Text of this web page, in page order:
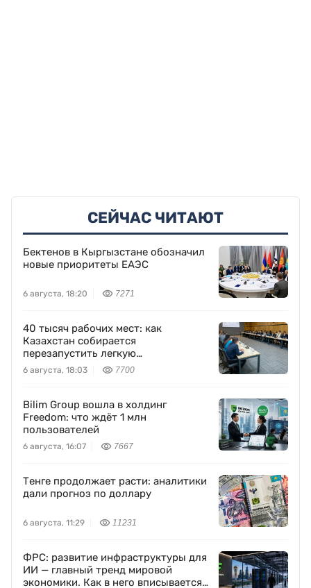
СЕЙЧАС ЧИТАЮТ
Бектенов в Кыргызстане обозначил
новые приоритеты ЕАЭС
6 августа, 18:20 7271
40 тысяч рабочих мест: как
Казахстан собирается
перезапустить легкую
промышленность
6 августа, 18:03 7700
Bilim Group вошла в холдинг
Freedom: что ждёт 1 млн
пользователей
6 августа, 16:07 7667
Тенге продолжает расти: аналитики
дали прогноз по доллару
6 августа, 11:29 11231
ФРС: развитие инфраструктуры для
ИИ — главный тренд мировой
экономики. Как в него вписывается